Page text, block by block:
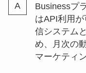
Businessプ
はAPI利用
信システム
め、月次の
マーケティ